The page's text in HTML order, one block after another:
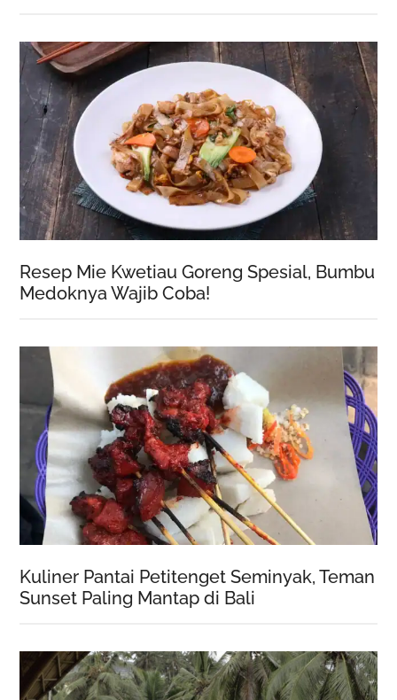
Resep Mie Kwetiau Goreng Spesial, Bumbu
Medoknya Wajib Coba!
Kuliner Pantai Petitenget Seminyak, Teman
Sunset Paling Mantap di Bali